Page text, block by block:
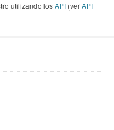
utilizando losAPI (verAPI